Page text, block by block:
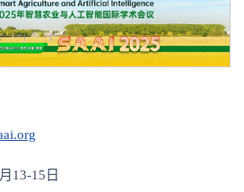
13-15日